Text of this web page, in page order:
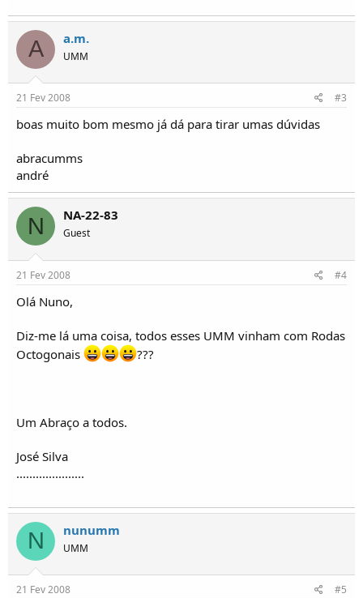
A a.m.
UMM
21 Fev 2008 #3
boas muito bom mesmo já dá para tirar umas dúvidas
abracumms
andré
N NA-22-83
Guest
21 Fev 2008 #4
Olá Nuno,
Diz-me lá uma coisa, todos esses UMM vinham com Rodas
Octogonais
???
Um Abraço a todos.
José Silva
.....................
N nunumm
UMM
21 Fev 2008 #5